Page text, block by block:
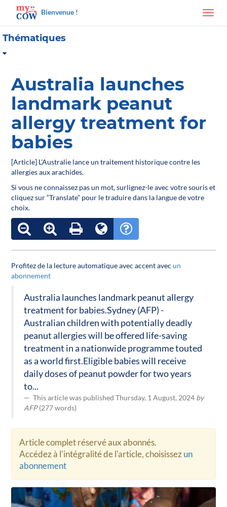
Bienvenue !
Thématiques
Australia launches
landmark peanut
allergy treatment for
babies
[Article] L'Australie lance un traitement historique contre les
allergies aux arachides.
Si vous ne connaissez pas un mot, surlignez-le avec votre souris et
cliquez sur “Translate” pour le traduire dans la langue de votre
choix.
Profitez de la lecture automatique avec accent avec un
abonnement
Australia launches landmark peanut allergy
treatment for babies.Sydney (AFP) -
Australian children with potentially deadly
peanut allergies will be offered life-saving
treatment in a nationwide programme touted
as a world first.Eligible babies will receive
daily doses of peanut powder for two years
to...
This article was published Thursday, 1 August, 2024 by
AFP(277 words)
Article complet réservé aux abonnés.
Accédez à l'intégralité de l'article, choisissezun
abonnement